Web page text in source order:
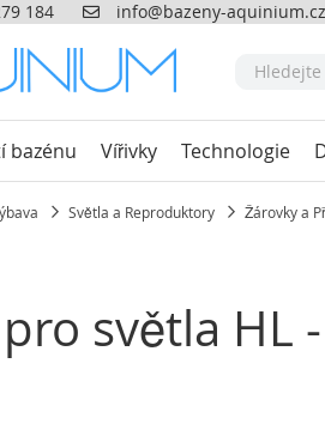
184 info@bazeny-aquinium.cz
bazénu Vířivky Technologie
Světla a Reproduktory Žárovky a
světla HL